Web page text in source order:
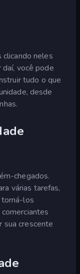
neles
você pode
tudo o que
desde
chegados.
várias tarefas,
torná-los
sua crescente